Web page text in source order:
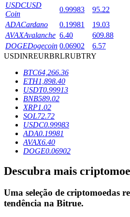
Bloqueios de BTR
Investimentos exclusivos para
Empréstimos
USDCUSD
Coin
0.99983 95.22
ADACardano 0.19981 19.03
AVAXAvalanche 6.40 609.88
DOGEDogecoin 0.06902 6.57
USDINREURBRLRUBTRY
BTC64,266.36
ETH1,898.40
USDT0.99913
BNB589.02
XRP1.02
SOL72.72
USDC0.99983
ADA0.19981
AVAX6.40
DOGE0.06902
Descubra mais
Uma seleção de criptomoedas
tendência na Bitrue.